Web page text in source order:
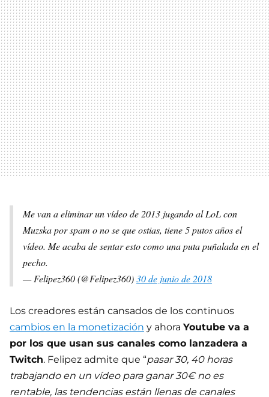
Me van a eliminar un vídeo de 2013 jugando al LoL con
Muzska por spam o no se que ostias, tiene 5 putos años el
vídeo. Me acaba de sentar esto como una puta puñalada en el
pecho.
— Felipez360 (@Felipez360)30 de junio de 2018
Los creadores están cansados de los continuos
cambios en la monetización y ahora Youtube va a
por los que usan sus canales como lanzadera a
Twitch. Felipez admite que “pasar 30, 40 horas
trabajando en un vídeo para ganar 30€ no es
rentable, las tendencias están llenas de canales